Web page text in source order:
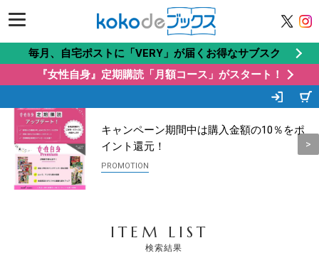
毎月、自宅ポストに「VERY」が届くお得なサブスク
『女性自身』定期購読「月額コース」がスタート！
この商品もオススメ
キャンペーン期間中は購入金額の10％をポ
イント還元！
Recommended by
ITEM LIST
検索結果